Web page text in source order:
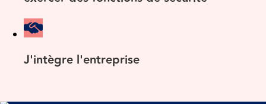
J'intègre l'entreprise